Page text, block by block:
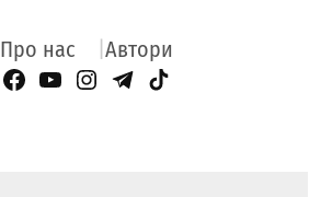
Про нас Автори
Facebook Page
YouTube
Instagram
Telegram
TikTok